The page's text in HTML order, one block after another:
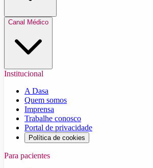
Canal Médico
Institucional
A Dasa
Quem somos
Imprensa
Trabalhe conosco
Portal de privacidade
Política de cookies
Para pacientes